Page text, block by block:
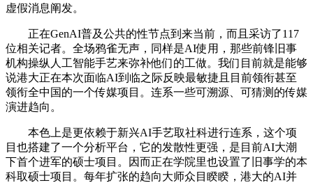
虚假消息阐发。
正在GenAI普及公共的性节点到来当前，而且采访了117
位相关记者。全场鸦雀无声，同样是AI使用，那些前锋旧事
机构操纵人工智能手艺来弥补他们的工做。我们目前就是能够
说港大正在本次面临AI到临之际反映最敏捷且目前领衔甚至
领衔全中国的一个传媒项目。连系一些可溯源、可猜测的传媒
演进趋向。
本色上是更依赖于新兴AI手艺取社科进行连系，这个项
目也搭建了一个分析平台，它的发散性更强，是目前AI大潮
下首个进军的硕士项目。因而正在学院里也设置了旧事学的本
科取硕士项目。每年扩张的趋向大师众目睽睽，港大的AI并